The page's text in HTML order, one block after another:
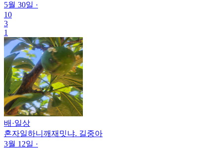
5월 30일 ·
10
3
1
배 ·일상
혼자일하니깨재밋냐. 길중아
3월 12일 ·